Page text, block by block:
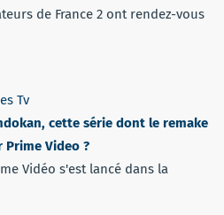
de France 2 ont rendez-vous
Tv
cette série dont le remake
Video ?
Vidéo s'est lancé dans la